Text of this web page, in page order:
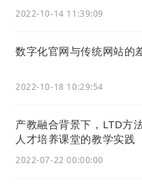
2022-10-14 11:39:09
数字化官网与传统网站的
2022-10-18 10:29:54
产教融合背景下，LTD方
人才培养课堂的教学实践
2022-07-22 00:00:00